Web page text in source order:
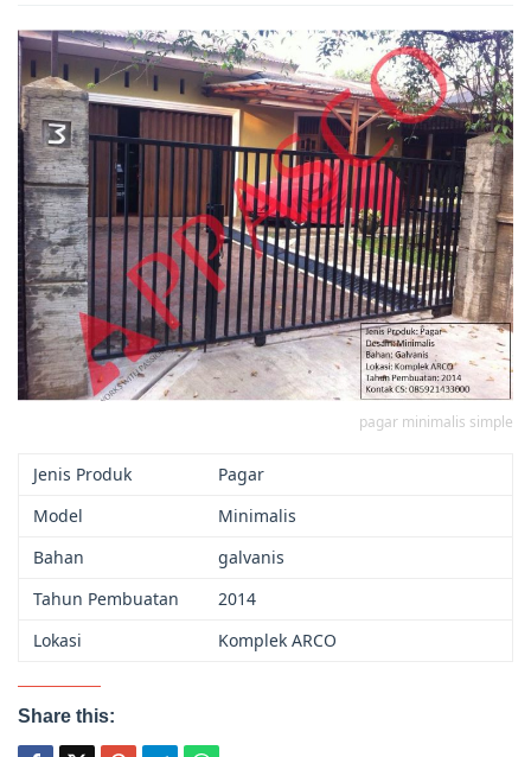
pagar minimalis simple
Jenis Produk
Pagar
Model
Minimalis
Bahan
galvanis
Tahun Pembuatan
2014
Lokasi
Komplek ARCO
Share this: